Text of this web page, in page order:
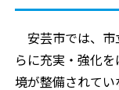
安芸市では、市
らに充実・強化
境が整備されて